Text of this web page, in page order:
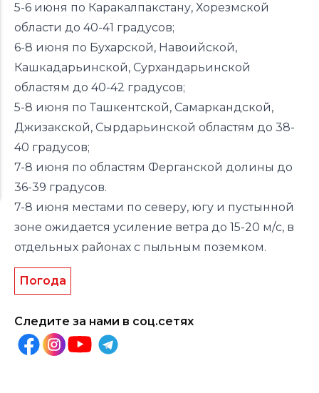
5-6 июня по Каракалпакстану, Хорезмской
области до 40-41 градусов;
6-8 июня по Бухарской, Навоийской,
Кашкадарьинской, Сурхандарьинской
областям до 40-42 градусов;
5-8 июня по Ташкентской, Самаркандской,
Джизакской, Сырдарьинской областям до 38-
40 градусов;
7-8 июня по областям Ферганской долины до
36-39 градусов.
7-8 июня местами по северу, югу и пустынной
зоне ожидается усиление ветра до 15-20 м/с, в
отдельных районах с пыльным поземком.
Погода
Следите за нами в соц.сетях